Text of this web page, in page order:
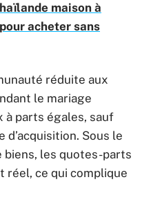
maison à
acheter sans
réduite aux
le mariage
à parts égales, sauf
d’acquisition. Sous le
biens, les quotes-parts
réel, ce qui complique